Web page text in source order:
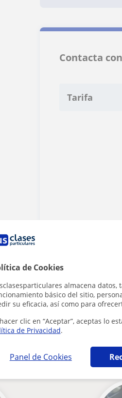
de Cookies
almacena datos,
básico del sitio,
su eficacia, así como para
clic en “Aceptar”, aceptas lo
de Privacidad.
Panel de Cookies
Contacta
Tarifa
de Español para